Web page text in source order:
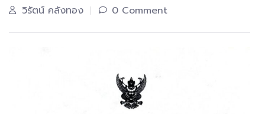
วิรัตน์ คลังทอง 0 Comment